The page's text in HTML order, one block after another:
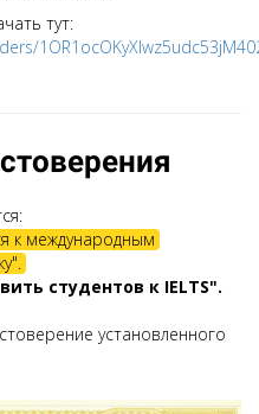
тут:
к международным
студентов к IELTS".
установленного